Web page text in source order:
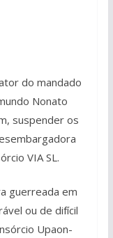
do mandado
Nonato
suspender os
VIA SL.
guerreada em
ou de difícil
Upaon-